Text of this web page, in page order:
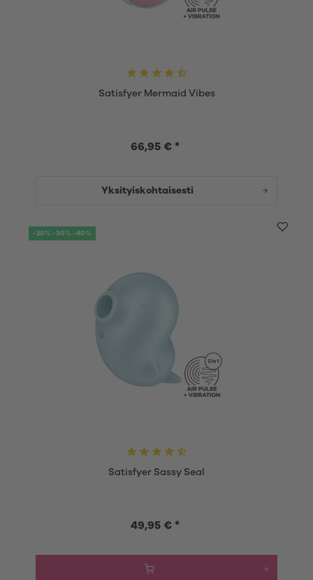
Satisfyer Mermaid Vibes
66,95 € *
Yksityiskohtaisesti
-20% -30% -40%
Satisfyer Sassy Seal
49,95 € *